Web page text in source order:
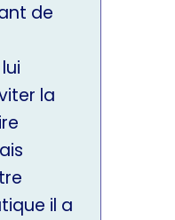
de
la
il a